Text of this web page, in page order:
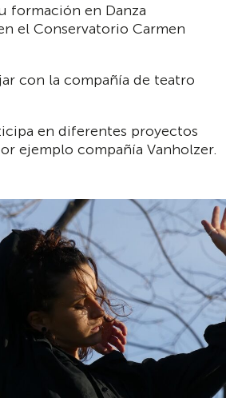
formación en Danza
el Conservatorio Carmen
con la compañía de teatro
en diferentes proyectos
ejemplo compañía Vanholzer.